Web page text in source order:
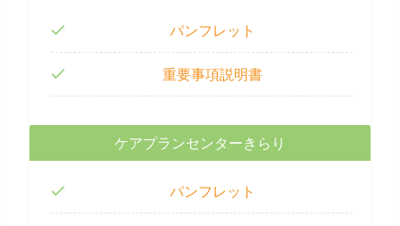
パンフレット
重要事項説明書
ケアプランセンターきらり
パンフレット